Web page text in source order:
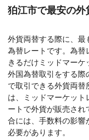
狛江市で最安の外
外貨両替する際に、最
為替レートです。為替
きるだけミッドマー
外国為替取引をする際
で取引できる外貨両
は、ミッドマーケット
ートで外貨が販売さ
合には、手数料の影響
必要があります。